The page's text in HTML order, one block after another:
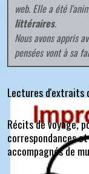
web. Elle a été
littéraires.
Nous avons appris
pensées vont à sa
Lectures d'extraits
Récits de voyage,
correspondances
accompagnés de